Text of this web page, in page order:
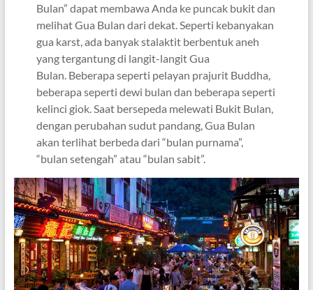
Bulan” dapat membawa Anda ke puncak bukit dan
melihat Gua Bulan dari dekat. Seperti kebanyakan
gua karst, ada banyak stalaktit berbentuk aneh
yang tergantung di langit-langit Gua
Bulan. Beberapa seperti pelayan prajurit Buddha,
beberapa seperti dewi bulan dan beberapa seperti
kelinci giok. Saat bersepeda melewati Bukit Bulan,
dengan perubahan sudut pandang, Gua Bulan
akan terlihat berbeda dari “bulan purnama”,
“bulan setengah” atau “bulan sabit”.